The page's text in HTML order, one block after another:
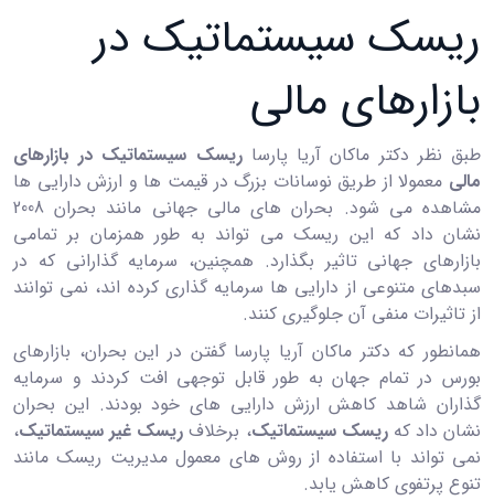
ریسک سیستماتیک در
بازارهای مالی
طبق نظر دکتر ماکان آریا پارساریسک سیستماتیک در بازارهای
مالی معمولا از طریق نوسانات بزرگ در قیمت ‌ها و ارزش دارایی ‌ها
مشاهده می ‌شود. بحران ‌های مالی جهانی مانند بحران 2008
نشان داد که این ریسک می ‌تواند به‌ طور همزمان بر تمامی
بازارهای جهانی تاثیر بگذارد. همچنین، سرمایه‌ گذارانی که در
سبدهای متنوعی از دارایی ‌ها سرمایه ‌گذاری کرده ‌اند، نمی ‌توانند
از تاثیرات منفی آن جلوگیری کنند.
همانطور که دکتر ماکان آریا پارسا گفتن در این بحران، بازارهای
بورس در تمام جهان به‌ طور قابل ‌توجهی افت کردند و سرمایه‌
گذاران شاهد کاهش ارزش دارایی ‌های خود بودند. این بحران
نشان داد کهریسک سیستماتیک، برخلاف ریسک غیر سیستماتیک،
نمی ‌تواند با استفاده از روش ‌های معمول مدیریت ریسک مانند
تنوع پرتفوی کاهش یابد.